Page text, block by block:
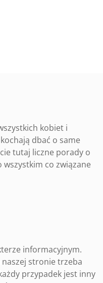
kobiet i
dbać o same
tutaj liczne porady o
wszystkim co związane
informacyjnym.
stronie trzeba
przypadek jest inny